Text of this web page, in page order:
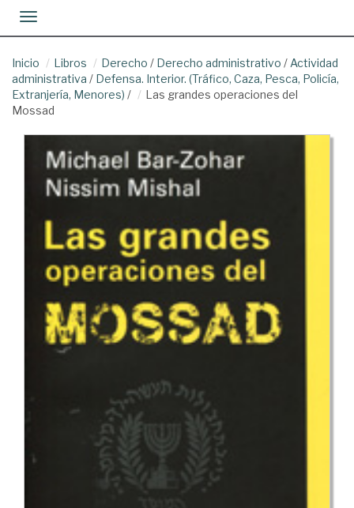
Toggle navigation
Inicio Libros Derecho / Derecho administrativo / Actividad
administrativa / Defensa. Interior. (Tráfico, Caza, Pesca, Policía,
Extranjería, Menores) /
Las grandes operaciones del
Mossad